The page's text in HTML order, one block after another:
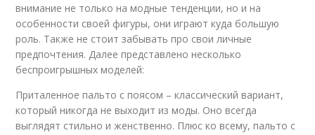
внимание не только на модные тенденции, но и на
особенности своей фигуры, они играют куда большую
роль. Также не стоит забывать про свои личные
предпочтения. Далее представлено несколько
беспроигрышных моделей:
Приталенное пальто с поясом – классический вариант,
который никогда не выходит из моды. Оно всегда
выглядят стильно и женственно. Плюс ко всему, пальто с